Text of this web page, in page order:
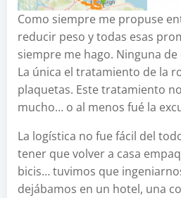
Como siempre me propuse
reducir peso y todas esas
siempre me hago. Ninguna de
La única el tratamiento de la
plaquetas. Este tratamiento
mucho… o al menos fué la
La logística no fue fácil del
tener que volver a casa
bicis… tuvimos que
dejábamos en un hotel, una